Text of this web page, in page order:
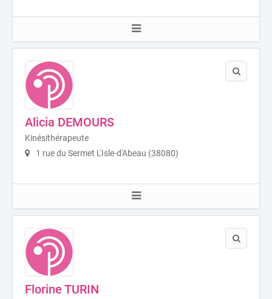
Alicia DEMOURS
Kinésithérapeute
1 rue du Sermet L'Isle-d'Abeau (38080)
Florine TURIN